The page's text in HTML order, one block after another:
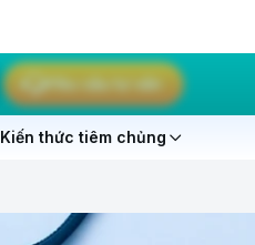
Yêu cầu tư vấn
Kiến thức tiêm chủng